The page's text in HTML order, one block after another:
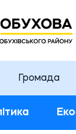
Громада